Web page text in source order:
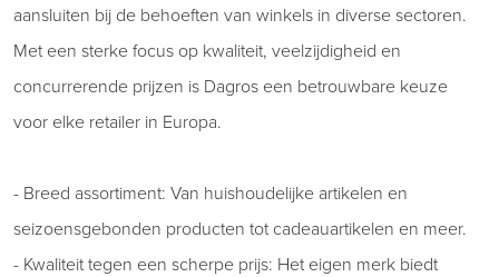
aansluiten bij de behoeften van winkels in diverse sectoren.
Met een sterke focus op kwaliteit, veelzijdigheid en
concurrerende prijzen is Dagros een betrouwbare keuze
voor elke retailer in Europa.
- Breed assortiment: Van huishoudelijke artikelen en
seizoensgebonden producten tot cadeauartikelen en meer.
- Kwaliteit tegen een scherpe prijs: Het eigen merk biedt